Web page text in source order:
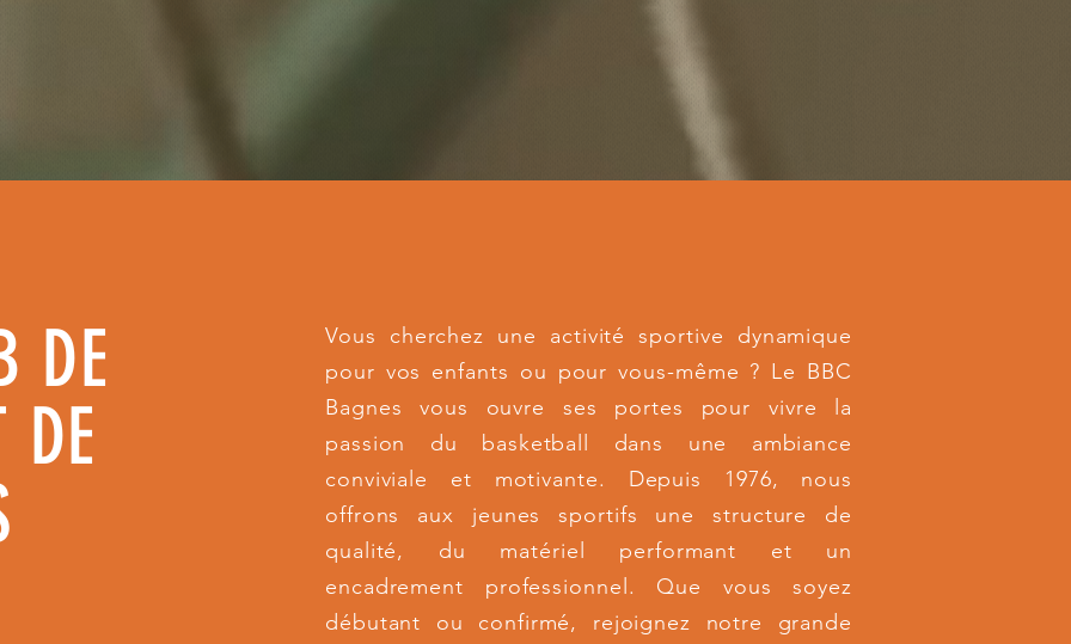
DE
DE
Vous cherchez une activité sportive dynamique
pour vos enfants ou pour vous-même ? Le BBC
Bagnes vous ouvre ses portes pour vivre la
passion du basketball dans une ambiance
conviviale et motivante. Depuis 1976, nous
offrons aux jeunes sportifs une structure de
qualité, du matériel performant et un
encadrement professionnel. Que vous soyez
débutant ou confirmé, rejoignez notre grande